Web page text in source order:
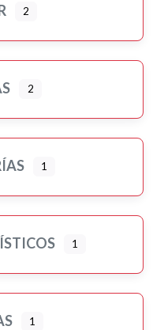
2
2
1
1
1